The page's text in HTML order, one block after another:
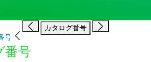
号
カタログ番号
番号